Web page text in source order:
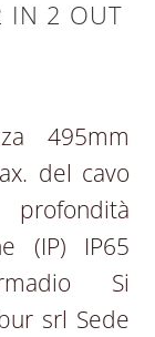
IN 2 OUT
495mm
del cavo
(IP) IP65
Si
srl Sede